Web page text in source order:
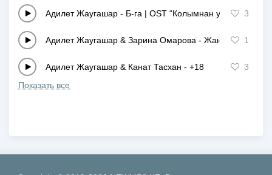
Адилет Жаугашар - Б-га | OST “Колымнан уста” 3
Адилет Жаугашар & Зарина Омарова - Жан гулим1
Адилет Жаугашар & Канат Тасхан - +18
3
Показать все